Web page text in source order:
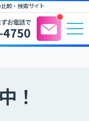
較・検索サイト
！